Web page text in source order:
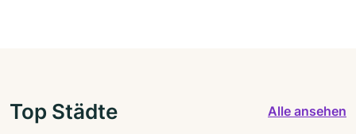
Top Städte Alle ansehen